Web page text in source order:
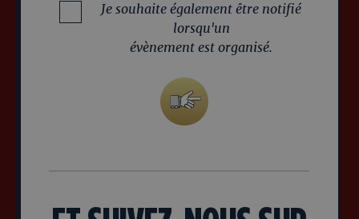
Je souhaite également être notifié
lorsqu'un
évènement est organisé.